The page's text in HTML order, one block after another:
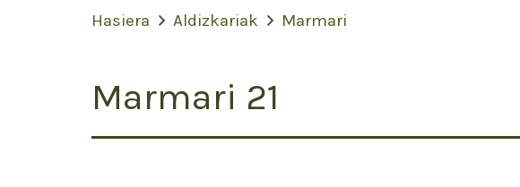
Hasiera Aldizkariak Marmari
Marmari 21